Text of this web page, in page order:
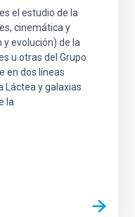
el estudio de la
cinemática y
evolución) de la
u otras del Grupo
en dos líneas
Láctea y galaxias
la